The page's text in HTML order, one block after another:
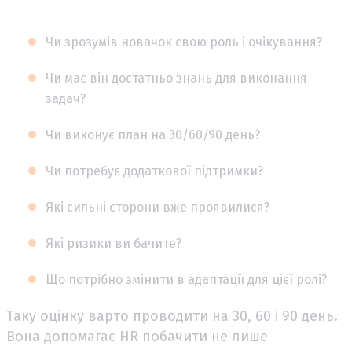
Чи зрозумів новачок свою роль і очікування?
Чи має він достатньо знань для виконання
задач?
Чи виконує план на 30/60/90 день?
Чи потребує додаткової підтримки?
Які сильні сторони вже проявилися?
Які ризики ви бачите?
Що потрібно змінити в адаптації для цієї ролі?
Таку оцінку варто проводити на 30, 60 і 90 день.
Вона допомагає HR побачити не лише